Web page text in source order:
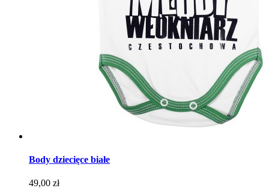
Body dziecięce białe
Cena
49,00 zł